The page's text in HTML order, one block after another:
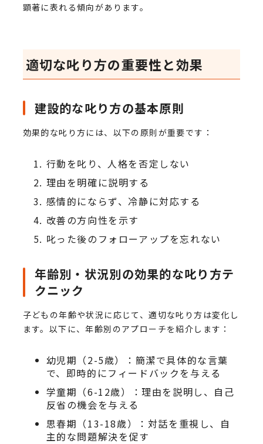
顕著に表れる傾向があります。
適切な叱り方の重要性と効果
建設的な叱り方の基本原則
効果的な叱り方には、以下の原則が重要です：
行動を叱り、人格を否定しない
理由を明確に説明する
感情的にならず、冷静に対応する
改善の方向性を示す
叱った後のフォローアップを忘れない
年齢別・状況別の効果的な叱り方テ
クニック
子どもの年齢や状況に応じて、適切な叱り方は変化し
ます。以下に、年齢別のアプローチを紹介します：
幼児期（2-5歳）：簡潔で具体的な言葉
で、即時的にフィードバックを与える
学童期（6-12歳）：理由を説明し、自己
反省の機会を与える
思春期（13-18歳）：対話を重視し、自
主的な問題解決を促す